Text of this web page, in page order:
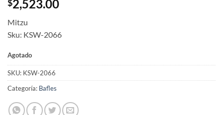
$2,523.00
Mitzu
Sku: KSW-2066
Agotado
SKU: KSW-2066
Categoría: Bafles